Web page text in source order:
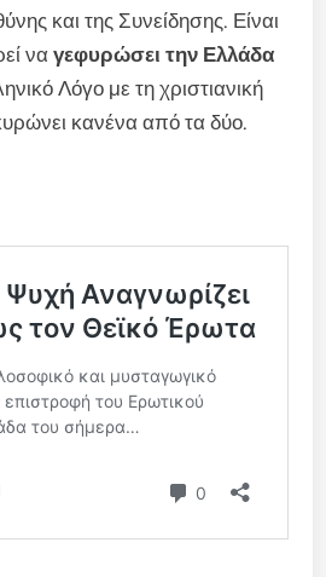
και της Συνείδησης. Είναι
ναγεφυρώσει την Ελλάδα
Λόγο με τη χριστιανική
κανένα από τα δύο.